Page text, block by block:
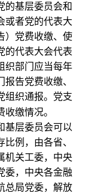
的基层委员会和
或者党的代表大
）党费收缴、使
的代表大会代表
织部门应当每年
告党费收缴、
组织通报。党支
缴情况。
层委员会可以
例，由各省、
机关工委，中央
委，中央各金融
总局党委，解放